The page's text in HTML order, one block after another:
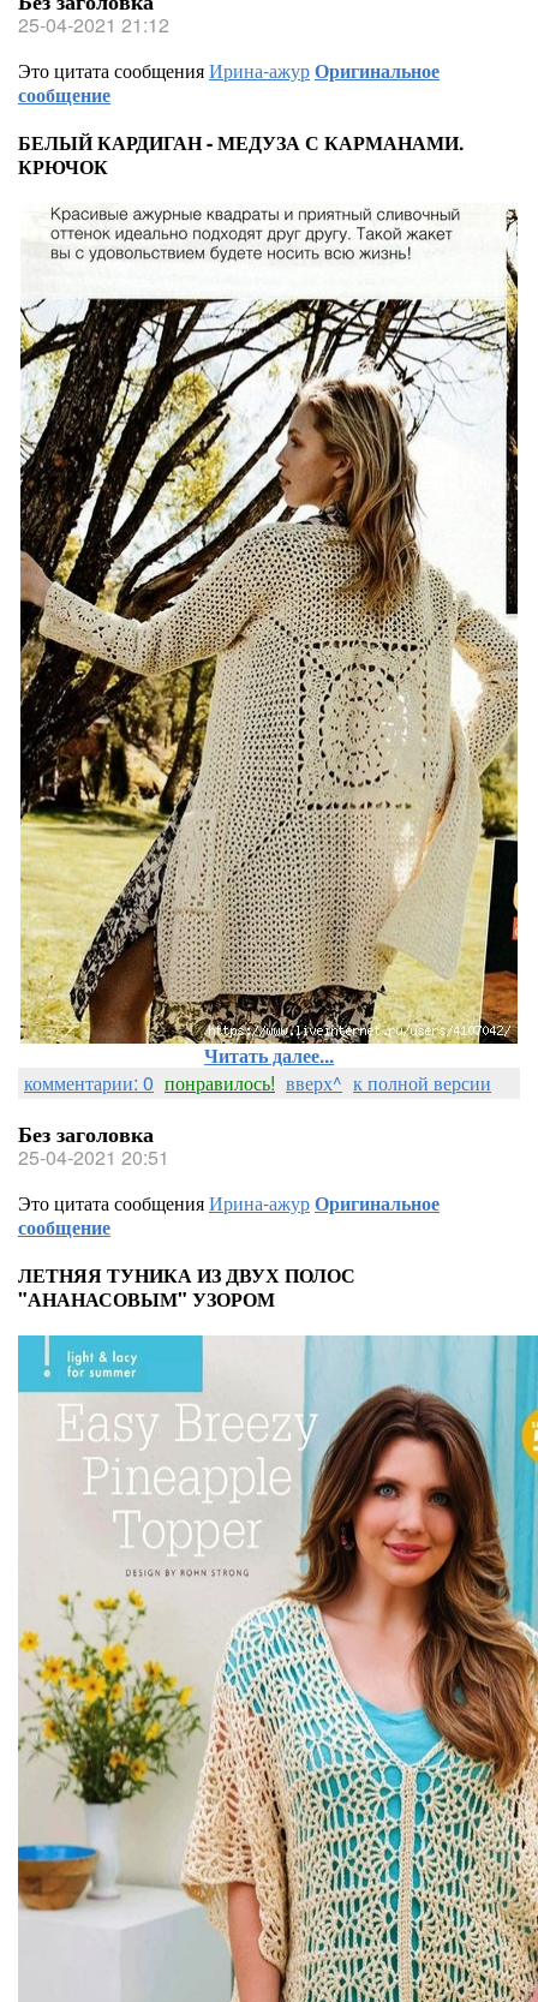
25-04-2021 21:12
Это цитата сообщенияИрина-ажурОригинальное
сообщение
БЕЛЫЙ КАРДИГАН - МЕДУЗА С КАРМАНАМИ.
КРЮЧОК
Читать далее...
комментарии: 0 понравилось! вверх^ к полной версии
Без заголовка
25-04-2021 20:51
Это цитата сообщенияИрина-ажурОригинальное
сообщение
ЛЕТНЯЯ ТУНИКА ИЗ ДВУХ ПОЛОС
"АНАНАСОВЫМ" УЗОРОМ